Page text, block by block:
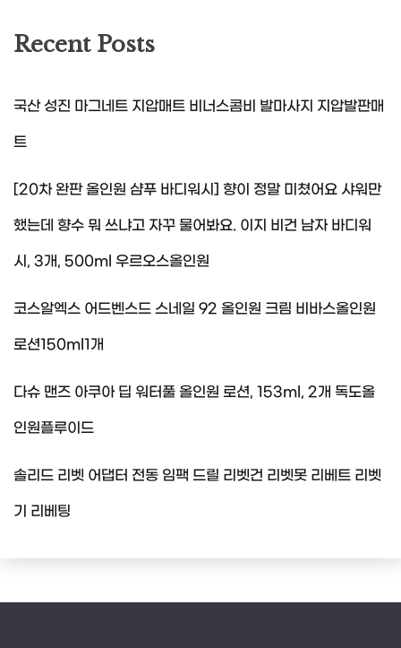
Recent Posts
국산 성진 마그네트 지압매트 비너스콤비 발마사지 지압발판매
트
[20차 완판 올인원 샴푸 바디워시] 향이 정말 미쳤어요 샤워만
했는데 향수 뭐 쓰냐고 자꾸 물어봐요. 이지 비건 남자 바디워
시, 3개, 500ml 우르오스올인원
코스알엑스 어드벤스드 스네일 92 올인원 크림 비바스올인원
로션150ml1개
다슈 맨즈 아쿠아 딥 워터풀 올인원 로션, 153ml, 2개 독도올
인원플루이드
솔리드 리벳 어댑터 전동 임팩 드릴 리벳건 리벳못 리베트 리벳
기 리베팅